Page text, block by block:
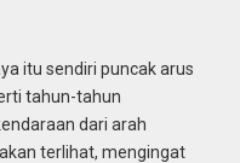
itu sendiri puncak arus
tahun-tahun
dari arah
terlihat, mengingat